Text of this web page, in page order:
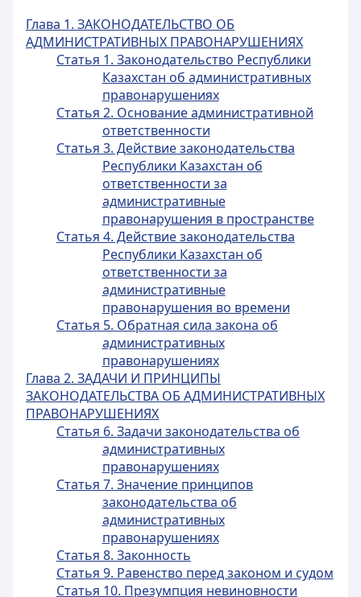
Глава 1. ЗАКОНОДАТЕЛЬСТВО ОБ
АДМИНИСТРАТИВНЫХ ПРАВОНАРУШЕНИЯХ
Статья 1. Законодательство Республики
Казахстан об административных
правонарушениях
Статья 2. Основание административной
ответственности
Статья 3. Действие законодательства
Республики Казахстан об
ответственности за
административные
правонарушения в пространстве
Статья 4. Действие законодательства
Республики Казахстан об
ответственности за
административные
правонарушения во времени
Статья 5. Обратная сила закона об
административных
правонарушениях
Глава 2. ЗАДАЧИ И ПРИНЦИПЫ
ЗАКОНОДАТЕЛЬСТВА ОБ АДМИНИСТРАТИВНЫХ
ПРАВОНАРУШЕНИЯХ
Статья 6. Задачи законодательства об
административных
правонарушениях
Статья 7. Значение принципов
законодательства об
административных
правонарушениях
Статья 8. Законность
Статья 9. Равенство перед законом и судом
Статья 10. Презумпция невиновности